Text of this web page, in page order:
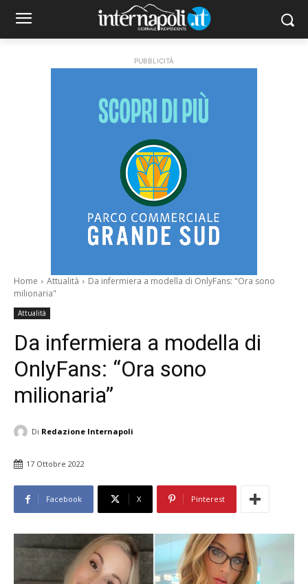
PUBBLICITÀ
Home Attualità
Da infermiera a modella di OnlyFans: "Ora sono
milionaria"
Attualità
Da infermiera a modella di
OnlyFans: “Ora sono
milionaria”
Di Redazione Internapoli
17 Ottobre 2022
Facebook X Pinterest